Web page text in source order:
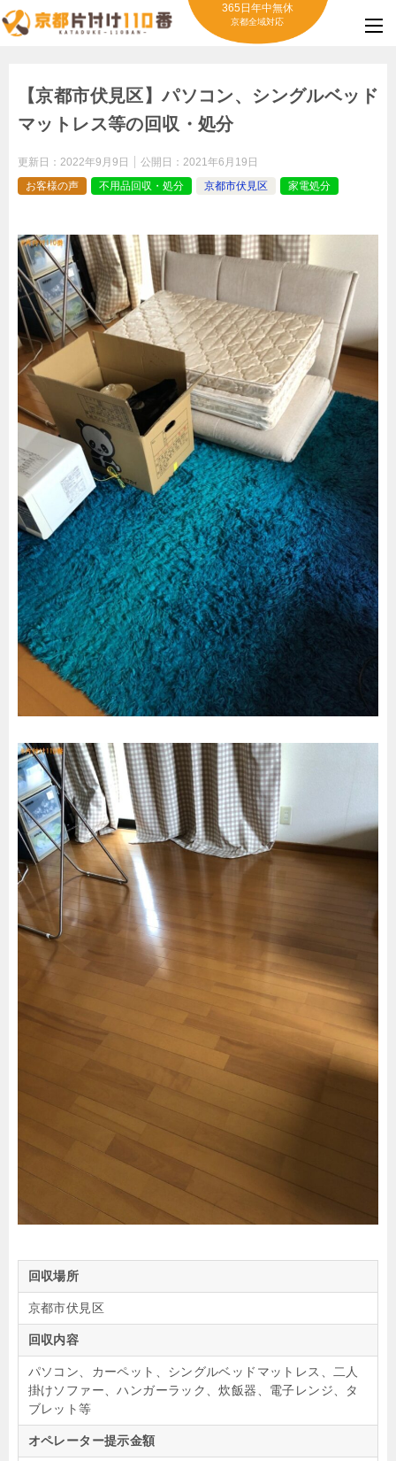
365日年中無休
京都全域対応
【京都市伏見区】パソコン、シングルベッド
マットレス等の回収・処分
更新日： 2022年9月9日 公開日： 2021年6月19日
お客様の声
不用品回収・処分 京都市伏見区 家電処分
回収場所
京都市伏見区
回収内容
パソコン、カーペット、シングルベッドマットレス、二人
掛けソファー、ハンガーラック、炊飯器、電子レンジ、タ
ブレット等
オペレーター提示金額